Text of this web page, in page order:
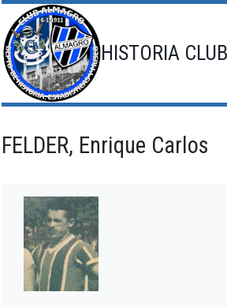
Saltar
al
contenido
HISTORIA
FELDER, Enrique Carlos